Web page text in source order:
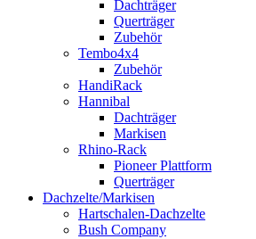
Dachträger
Querträger
Zubehör
Tembo4x4
Zubehör
HandiRack
Hannibal
Dachträger
Markisen
Rhino-Rack
Pioneer Plattform
Querträger
Dachzelte/Markisen
Hartschalen-Dachzelte
Bush Company